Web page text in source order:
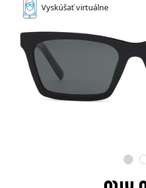
Vyskúšaťvirtuálne